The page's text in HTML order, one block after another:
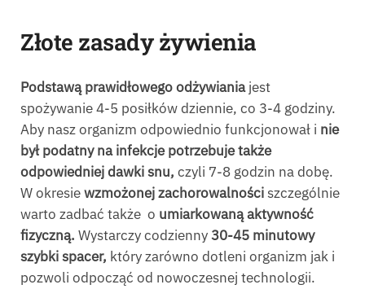
Złote zasady żywienia
Podstawą prawidłowego odżywianiajest
spożywanie 4-5 posiłków dziennie, co 3-4 godziny.
Aby nasz organizm odpowiednio funkcjonował i nie
był podatny na infekcje potrzebuje także
odpowiedniej dawki snu, czyli 7-8 godzin na dobę.
W okresiewzmożonej zachorowalnościszczególnie
warto zadbać także o umiarkowaną aktywność
fizyczną. Wystarczy codzienny30-45 minutowy
szybki spacer, który zarówno dotleni organizm jak i
pozwoli odpocząć od nowoczesnej technologii.